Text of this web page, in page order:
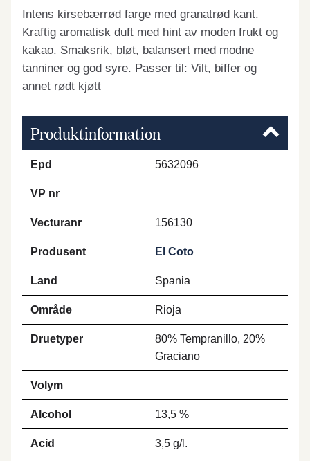
Intens kirsebærrød farge med granatrød kant.
Kraftig aromatisk duft med hint av moden frukt og
kakao. Smaksrik, bløt, balansert med modne
tanniner og god syre. Passer til: Vilt, biffer og
annet rødt kjøtt
Produktinformation
Epd 5632096
VP nr
Vecturanr 156130
Produsent El Coto
Land Spania
Område Rioja
Druetyper
80% Tempranillo, 20%
Graciano
Volym
Alcohol 13,5 %
Acid 3,5 g/l.